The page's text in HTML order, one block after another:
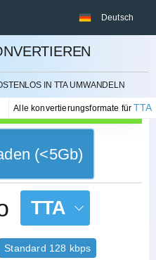
Deutsch
IN TTA UMWANDELN
Alle konvertierungsformate fürTTA
(<5Gb)
TTA
Standard 128 kbps